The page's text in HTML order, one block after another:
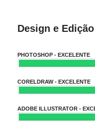
Design e
PHOTOSHOP - EXCELENTE
CORELDRAW - EXCELENTE
ADOBE ILLUSTRATOR -